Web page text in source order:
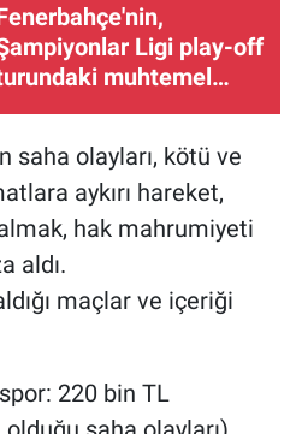
Ligi play-off
muhtemel
saha olayları, kötü ve
aykırı hareket,
hak mahrumiyeti
aldı.
maçlar ve içeriği
220 bin TL